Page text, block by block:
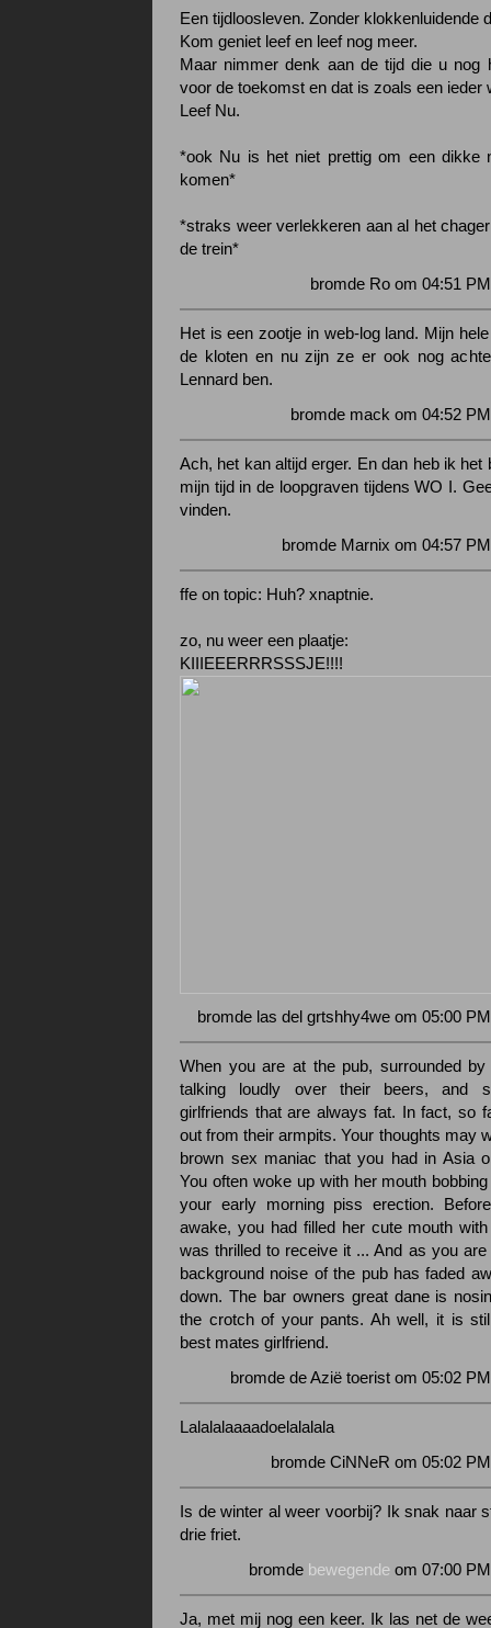
Een tijdloosleven. Zonder klokkenluidende
Kom geniet leef en leef nog meer.
Maar nimmer denk aan de tijd die u nog
voor de toekomst en dat is zoals een ieder
Leef Nu.
*ook Nu is het niet prettig om een dikke
komen*
*straks weer verlekkeren aan al het
de trein*
bromde Ro om 04:51
Het is een zootje in web-log land. Mijn
de kloten en nu zijn ze er ook nog
Lennard ben.
bromde mack om 04:52
Ach, het kan altijd erger. En dan heb ik het
mijn tijd in de loopgraven tijdens WO I.
vinden.
bromde Marnix om 04:57
ffe on topic: Huh? xnaptnie.
zo, nu weer een plaatje:
KIIIEEERRRSSSJE!!!!
bromde las del grtshhy4we om 05:00
When you are at the pub, surrounded
talking loudly over their beers, and
girlfriends that are always fat. In fact, so
out from their armpits. Your thoughts may
brown sex maniac that you had in Asia
You often woke up with her mouth
your early morning piss erection.
awake, you had filled her cute mouth
was thrilled to receive it ... And as you are
background noise of the pub has faded
down. The bar owners great dane is
the crotch of your pants. Ah well, it is
best mates girlfriend.
bromde de Azië toerist om 05:02
Lalalalaaaadoelalalala
bromde CiNNeR om 05:02
Is de winter al weer voorbij? Ik snak naar
drie friet.
bromde bewegende om 07:00
Ja, met mij nog een keer. Ik las net de